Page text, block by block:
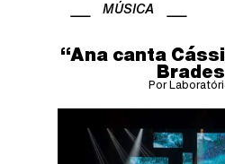
MÚSICA
“Ana canta
Por